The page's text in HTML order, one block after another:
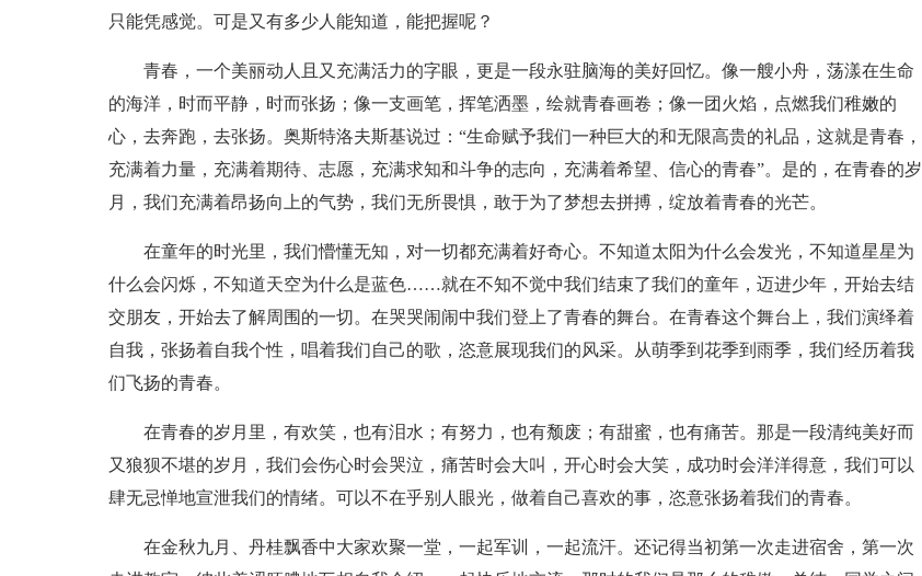
只能凭感觉。可是又有多少人能知道，能把握呢？
青春，一个美丽动人且又充满活力的字眼，更是一段永驻脑海的美好回忆。像一艘小舟，荡漾在生命
的海洋，时而平静，时而张扬；像一支画笔，挥笔洒墨，绘就青春画卷；像一团火焰，点燃我们稚嫩的
心，去奔跑，去张扬。奥斯特洛夫斯基说过：“生命赋予我们一种巨大的和无限高贵的礼品，这就是青春，
充满着力量，充满着期待、志愿，充满求知和斗争的志向，充满着希望、信心的青春”。是的，在青春的岁
月，我们充满着昂扬向上的气势，我们无所畏惧，敢于为了梦想去拼搏，绽放着青春的光芒。
在童年的时光里，我们懵懂无知，对一切都充满着好奇心。不知道太阳为什么会发光，不知道星星为
什么会闪烁，不知道天空为什么是蓝色……就在不知不觉中我们结束了我们的童年，迈进少年，开始去结
交朋友，开始去了解周围的一切。在哭哭闹闹中我们登上了青春的舞台。在青春这个舞台上，我们演绎着
自我，张扬着自我个性，唱着我们自己的歌，恣意展现我们的风采。从萌季到花季到雨季，我们经历着我
们飞扬的青春。
在青春的岁月里，有欢笑，也有泪水；有努力，也有颓废；有甜蜜，也有痛苦。那是一段清纯美好而
又狼狈不堪的岁月，我们会伤心时会哭泣，痛苦时会大叫，开心时会大笑，成功时会洋洋得意，我们可以
肆无忌惮地宣泄我们的情绪。可以不在乎别人眼光，做着自己喜欢的事，恣意张扬着我们的青春。
在金秋九月、丹桂飘香中大家欢聚一堂，一起军训，一起流汗。还记得当初第一次走进宿舍，第一次